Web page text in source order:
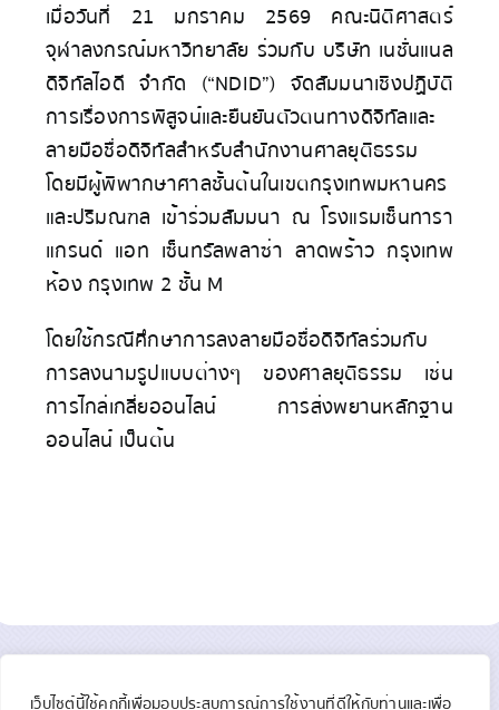
เว็บไซต์นี้ใช้คุกกี้เพื่อมอบประสบการณ์การใช้งานที่ดีให้กับท่านและเพื่อ
เมื่อวันที่ 21 มกราคม 2569 คณะนิติศาสตร์
จุฬาลงกรณ์มหาวิทยาลัย ร่วมกับ บริษัท เนชั่นแนล
ดิจิทัลไอดี จำกัด (“NDID”) จัดสัมมนาเชิงปฏิบัติ
การเรื่องการพิสูจน์และยืนยันตัวตนทางดิจิทัลและ
ลายมือชื่อดิจิทัลสำหรับสำนักงานศาลยุติธรรม
โดยมีผู้พิพากษาศาลชั้นต้นในเขตกรุงเทพมหานคร
และปริมณฑล เข้าร่วมสัมมนา ณ โรงแรมเซ็นทารา
แกรนด์ แอท เซ็นทรัลพลาซ่า ลาดพร้าว กรุงเทพ
ห้อง กรุงเทพ 2 ชั้น M
โดยใช้กรณีศึกษาการลงลายมือชื่อดิจิทัลร่วมกับ
การลงนามรูปแบบต่างๆ ของศาลยุติธรรม เช่น
การไกล่เกลี่ยออนไลน์ การส่งพยานหลักฐาน
ออนไลน์ เป็นต้น